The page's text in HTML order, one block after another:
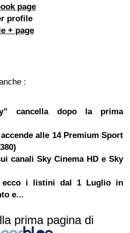
page
profile
+ page
:
cancella dopo la prima
alle 14 Premium Sport
canali Sky Cinema HD e Sky
ecco i listini dal 1 Luglio in
e...
prima pagina di